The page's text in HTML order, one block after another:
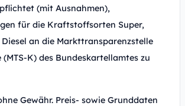
(mit Ausnahmen),
für die Kraftstoffsorten Super,
Diesel an die Markttransparenzstelle
K) des Bundeskartellamtes zu
Gewähr. Preis- sowie Grunddaten